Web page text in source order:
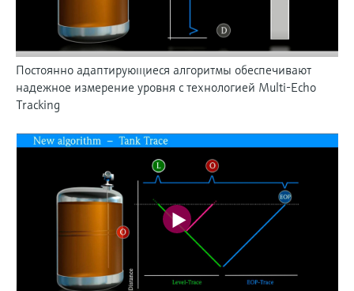
Постоянно адаптирующиеся алгоритмы обеспечивают
надежное измерение уровня с технологией Multi-Echo
Tracking